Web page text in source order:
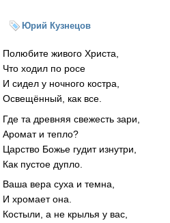
Юрий Кузнецов
Полюбите живого Христа,
Что ходил по росе
И сидел у ночного костра,
Освещённый, как все.
Где та древняя свежесть зари,
Аромат и тепло?
Царство Божье гудит изнутри,
Как пустое дупло.
Ваша вера суха и темна,
И хромает она.
Костыли, а не крылья у вас,